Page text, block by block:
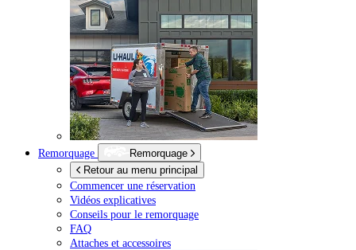
Remorquage
Remorquage
Retour au menu principal
Commencer une réservation
Vidéos explicatives
Conseils pour le remorquage
FAQ
Attaches et accessoires